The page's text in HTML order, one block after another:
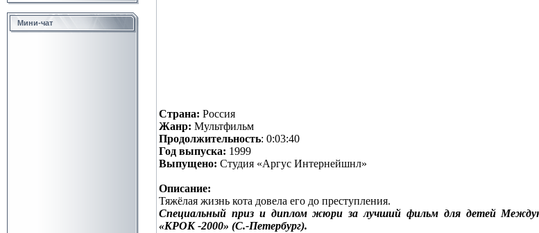
Мини-чат
Страна: Россия
Жанр: Мультфильм
Продолжительность: 0:03:40
Год выпуска: 1999
Выпущено: Студия «Аргус Интернейшнл»
Описание:
Тяжёлая жизнь кота довела его до преступления.
Специальный приз и диплом жюри за лучший фильм для детей
«КРОК -2000» (С.-Петербург).